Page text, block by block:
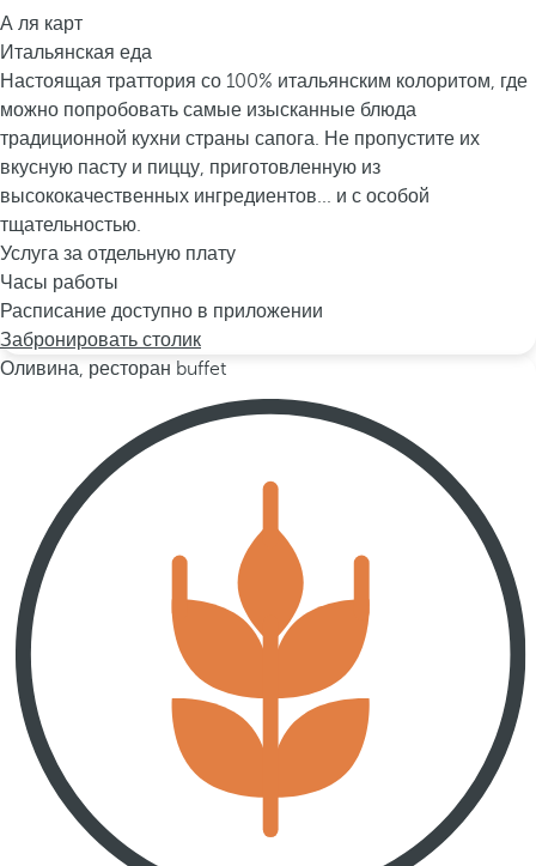
А ля карт
Итальянская еда
Настоящая траттория со 100% итальянским колоритом, где
можно попробовать самые изысканные блюда
традиционной кухни страны сапога. Не пропустите их
вкусную пасту и пиццу, приготовленную из
высококачественных ингредиентов... и с особой
тщательностью.
Услуга за отдельную плату
Часы работы
Расписание доступно в приложении
Забронировать столик
Оливина, ресторан buffet